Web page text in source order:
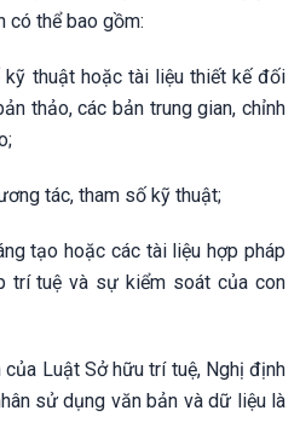
có thể bao gồm:
thuật hoặc tài liệu thiết kế đối
thảo, các bản trung gian, chỉnh
tác, tham số kỹ thuật;
tạo hoặc các tài liệu hợp pháp
trí tuệ và sự kiểm soát của con
Luật Sở hữu trí tuệ, Nghị định
sử dụng văn bản và dữ liệu là